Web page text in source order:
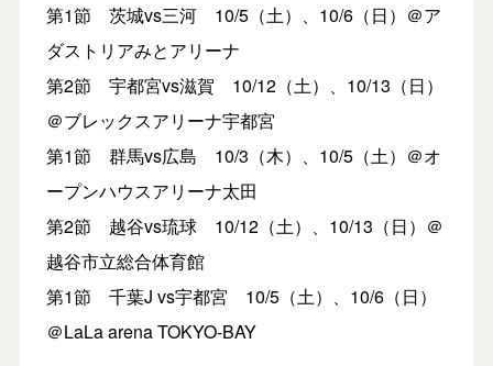
第1節 茨城vs三河 10/5（土）、10/6（日）＠ア
ダストリアみとアリーナ
第2節 宇都宮vs滋賀 10/12（土）、10/13（日）
＠ブレックスアリーナ宇都宮
第1節 群馬vs広島 10/3（木）、10/5（土）＠オ
ープンハウスアリーナ太田
第2節 越谷vs琉球 10/12（土）、10/13（日）＠
越谷市立総合体育館
第1節 千葉J vs宇都宮 10/5（土）、10/6（日）
＠LaLa arena TOKYO-BAY